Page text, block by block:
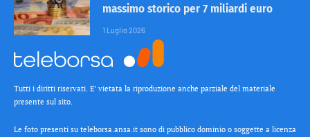
massimo storico per 7 miliardi euro
1 Luglio 2026
Tutti i diritti riservati. E’ vietata la riproduzione anche parziale del materiale
presente sul sito.
Le foto presenti su teleborsa.ansa.it sono di pubblico dominio o soggette a licenza